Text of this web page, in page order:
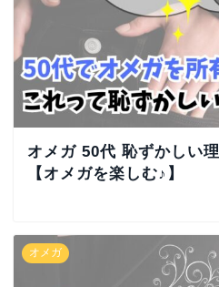
オメガ 50代 恥ずかしい
【オメガを楽しむ♪】
オメガ